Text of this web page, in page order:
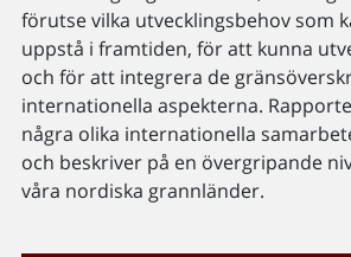
förutse vilka utvecklingsbehov som
uppstå i framtiden, för att kunna
och för att integrera de
internationella aspekterna.
några olika internationella
och beskriver på en övergripande
våra nordiska grannländer.